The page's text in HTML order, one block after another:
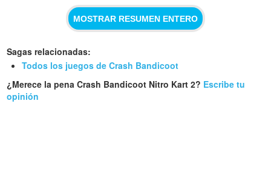
MOSTRAR RESUMEN ENTERO
Sagas relacionadas:
Todos los juegos de Crash Bandicoot
¿Merece la pena Crash Bandicoot Nitro Kart 2? Escribe tu
opinión